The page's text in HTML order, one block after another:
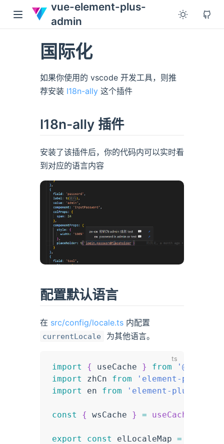
vue-element-plus-
admin
国际化
如果你使用的 vscode 开发工具，则推
荐安装 I18n-ally 这个插件
I18n-ally 插件
安装了该插件后，你的代码内可以实时看
到对应的语言内容
配置默认语言
在 src/config/locale.ts 内配置
currentLocale 为其他语言。
import { useCache } from
'@/
import
zhCn from
'element-plus/
import
en from 'element-plus/lib/
const { wsCache } = useCache
export const elLocaleMap =